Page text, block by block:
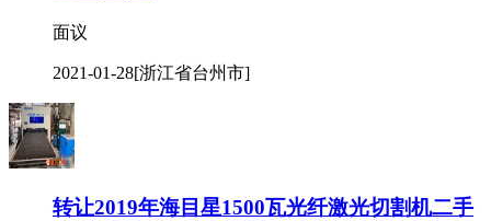
面议
2021-01-28[浙江省台州市]
转让2019年海目星1500瓦光纤激光切割机二手